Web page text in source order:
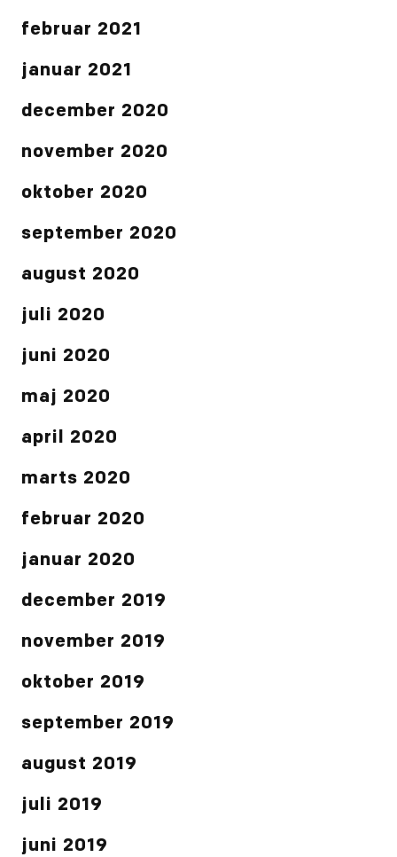
februar 2021
januar 2021
december 2020
november 2020
oktober 2020
september 2020
august 2020
juli 2020
juni 2020
maj 2020
april 2020
marts 2020
februar 2020
januar 2020
december 2019
november 2019
oktober 2019
september 2019
august 2019
juli 2019
juni 2019